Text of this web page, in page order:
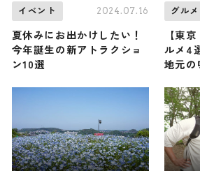
イベント 2024.07.16
夏休みにお出かけしたい！
今年誕生の新アトラクショ
ン10選
グルメ
【東
ルメ4
地元の